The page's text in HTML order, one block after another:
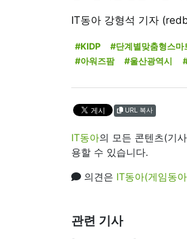
IT동아 강형석 기자
#KIDP #단계별맞춤형스마
#아워즈팜
#울산광역시
URL 복사
IT동아의 모든 콘텐츠(기
용할 수 있습니다.
의견은 IT동아(게임동
관련 기사